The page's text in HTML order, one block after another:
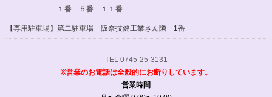
１番 ５番 １１番
【専用駐車場】 第二駐車場 阪奈技健工業さん隣 1番
TEL 0745-25-3131
※営業のお電話は全般的にお断りしています。
営業時間